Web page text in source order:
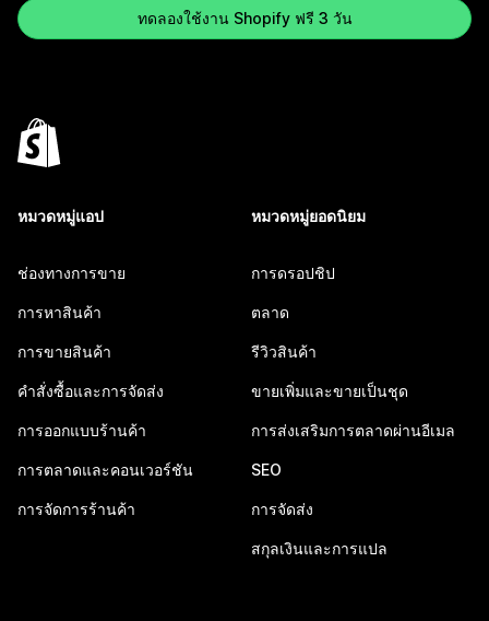
ทดลองใช้งาน Shopify ฟรี 3 วัน
หมวดหมู่แอป
ช่องทางการขาย
การหาสินค้า
การขายสินค้า
คำสั่งซื้อและการจัดส่ง
การออกแบบร้านค้า
การตลาดและคอนเวอร์ชัน
การจัดการร้านค้า
หมวดหมู่ยอดนิยม
การดรอปชิป
ตลาด
รีวิวสินค้า
ขายเพิ่มและขายเป็นชุด
การส่งเสริมการตลาดผ่านอีเมล
SEO
การจัดส่ง
สกุลเงินและการแปล